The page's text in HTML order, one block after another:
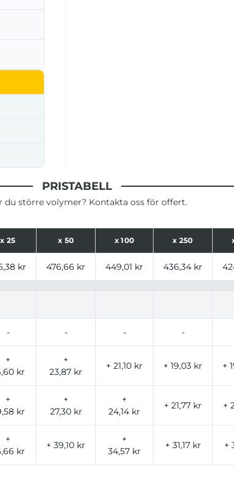
PRISTABELL
du större volymer? Kontakta oss för offert.
x 25 x 50 x100 x 250
kr 476,66 kr 449,01 kr 436,34 kr
- - - -
+
kr
+
23,87 kr
+ 21,10 kr + 19,03 kr +
+
kr
+
27,30 kr
+
24,14 kr
+ 21,77 kr +
+
kr
+ 39,10 kr
+
34,57 kr
+ 31,17 kr +